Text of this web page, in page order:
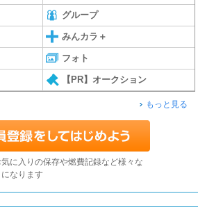
グループ
みんカラ＋
フォト
【PR】オークション
もっと見る
に入りの保存や燃費記録など様々な
なります